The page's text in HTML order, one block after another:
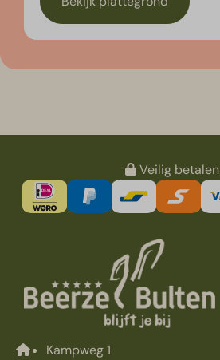
Veilig betalen
Kampweg 1